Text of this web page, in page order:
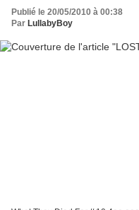
Publié le 20/05/2010 à 00:38
Par LullabyBoy